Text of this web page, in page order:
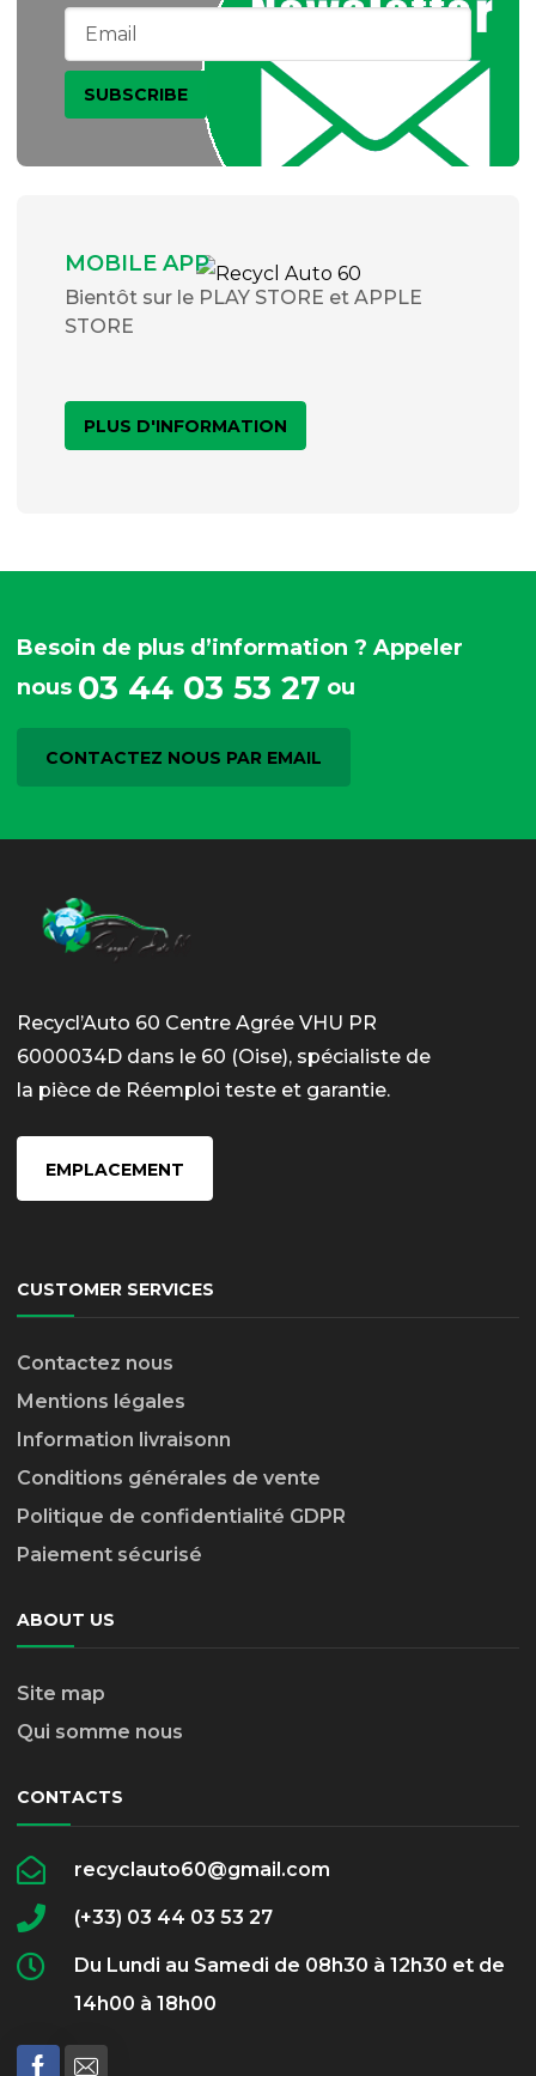
MOBILE APP
Bientôt sur le PLAY STORE et APPLE
STORE
PLUS D'INFORMATION
Besoin de plus d’information ? Appeler
nous 03 44 03 53 27 ou
CONTACTEZ NOUS PAR EMAIL
Recycl’Auto 60 Centre Agrée VHU PR
6000034D dans le 60 (Oise), spécialiste de
la pièce de Réemploi teste et garantie.
EMPLACEMENT
CUSTOMER SERVICES
Contactez nous
Mentions légales
Information livraisonn
Conditions générales de vente
Politique de confidentialité GDPR
Paiement sécurisé
ABOUT US
Site map
Qui somme nous
CONTACTS
recyclauto60@gmail.com
(+33) 03 44 03 53 27
Du Lundi au Samedi de 08h30 à 12h30 et de
14h00 à 18h00